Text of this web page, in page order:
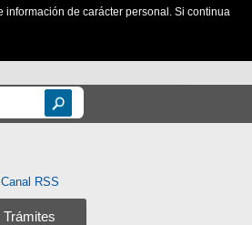
de carácter personal. Si continua
Canal RSS
Trámites